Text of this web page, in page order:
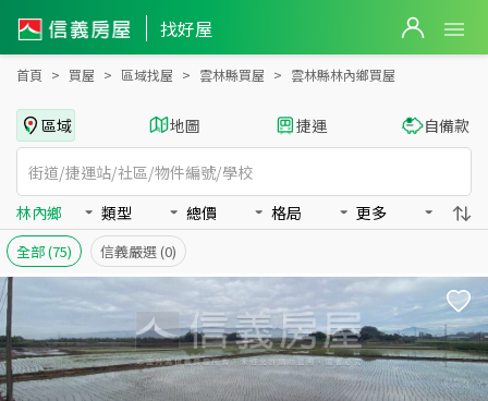
找好屋
雲林縣林內鄉買房：房屋物件出售、房價分析
首頁 買屋 區域找屋 雲林縣買屋 雲林縣林內鄉買屋
區域 地圖 捷運 自備款
林內鄉 類型 總價 格局 更多
全部(75) 信義嚴選 (0)
雲林縣林內鄉買房：物件出售、房價分析 - 信義房屋